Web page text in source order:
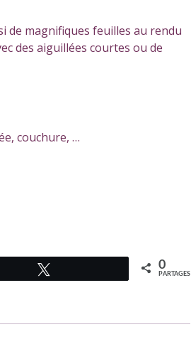
de magnifiques feuilles au rendu
des aiguillées courtes ou de
couchure, …
0
PARTAGES